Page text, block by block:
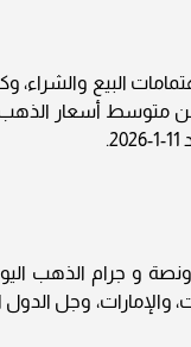
البيع والشراء، وكذا
نشرة دورية تتضمن متوسط
و جرام الذهب